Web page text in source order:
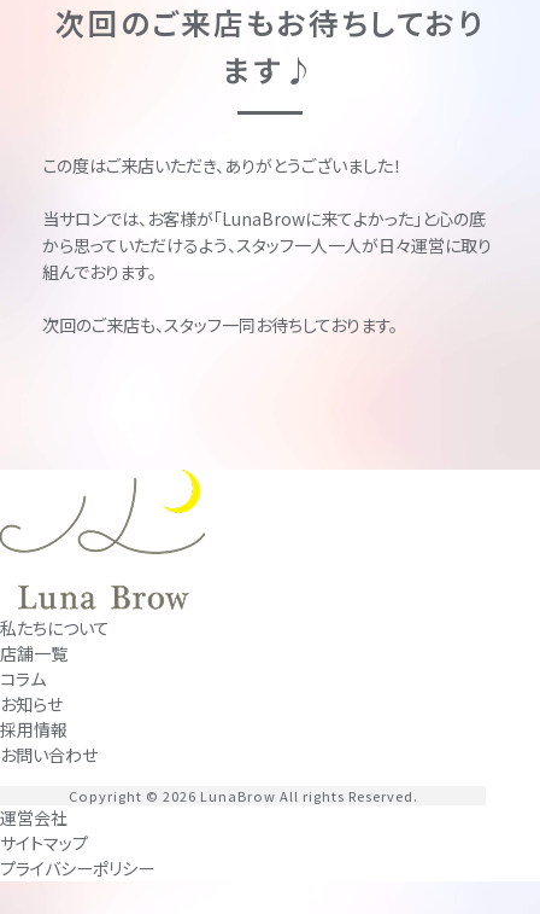
次回のご来店もお待ちしており
ます♪
この度はご来店いただき、ありがとうございました！
当サロンでは、お客様が「LunaBrowに来てよかった」と心の底
から思っていただけるよう、スタッフ一人一人が日々運営に取り
組んでおります。
次回のご来店も、スタッフ一同お待ちしております。
私たちについて
店舗一覧
コラム
お知らせ
採用情報
お問い合わせ
Copyright © 2026 LunaBrow All rights Reserved.
運営会社
サイトマップ
プライバシーポリシー